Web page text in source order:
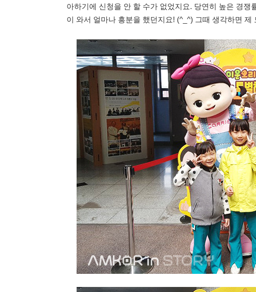
아하기에 신청을 안 할 수가 없었지요. 당연히 높은 경쟁
이 와서 얼마나 흥분을 했던지요! (^_^) 그때 생각하면 제